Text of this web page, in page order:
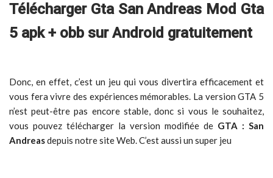
Télécharger Gta San Andreas Mod Gta
5 apk + obb sur Android gratuitement
Donc, en effet, c’est un jeu qui vous divertira efficacement et
vous fera vivre des expériences mémorables. La version GTA 5
n’est peut-être pas encore stable, donc si vous le souhaitez,
vous pouvez télécharger la version modifiée de GTA : San
Andreasdepuis notre site Web. C’est aussi un super jeu